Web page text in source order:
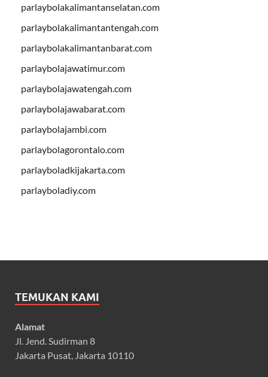
parlaybolakalimantanselatan.com
parlaybolakalimantantengah.com
parlaybolakalimantanbarat.com
parlaybolajawatimur.com
parlaybolajawatengah.com
parlaybolajawabarat.com
parlaybolajambi.com
parlaybolagorontalo.com
parlayboladkijakarta.com
parlayboladiy.com
TEMUKAN KAMI
Alamat
Jl. Jend. Sudirman 8
Jakarta Pusat, Jakarta 10110